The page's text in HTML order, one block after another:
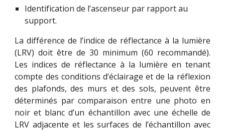
Identification de l’ascenseur par rapport au
support.
La différence de l’indice de réflectance à la lumière
(LRV) doit être de 30 minimum (60 recommandé).
Les indices de réflectance à la lumière en tenant
compte des conditions d’éclairage et de la réflexion
des plafonds, des murs et des sols, peuvent être
déterminés par comparaison entre une photo en
noir et blanc d’un échantillon avec une échelle de
LRV adjacente et les surfaces de l’échantillon avec